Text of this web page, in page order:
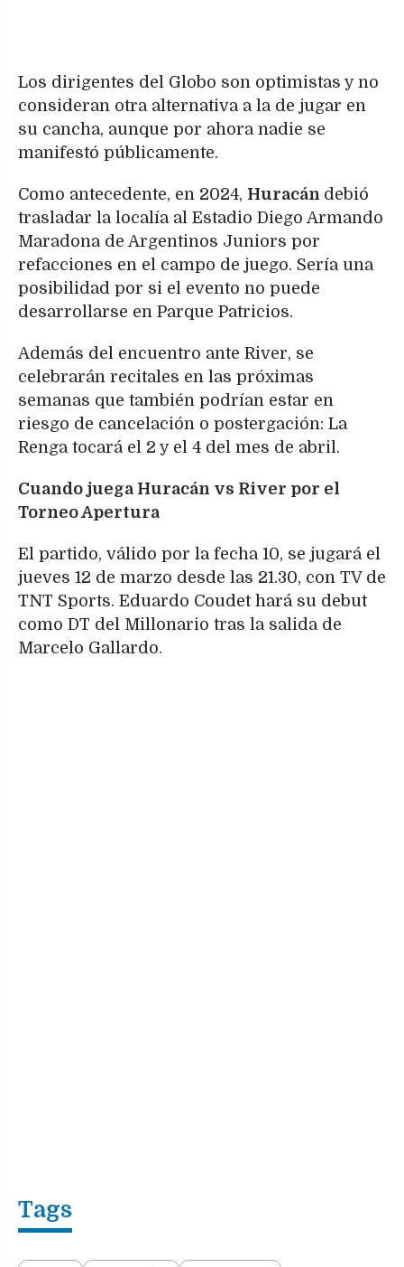
Los dirigentes del Globo son optimistas y no
consideran otra alternativa a la de jugar en
su cancha, aunque por ahora nadie se
manifestó públicamente.
Como antecedente, en 2024, Huracán debió
trasladar la localía al Estadio Diego Armando
Maradona de Argentinos Juniors por
refacciones en el campo de juego. Sería una
posibilidad por si el evento no puede
desarrollarse en Parque Patricios.
Además del encuentro ante River, se
celebrarán recitales en las próximas
semanas que también podrían estar en
riesgo de cancelación o postergación: La
Renga tocará el 2 y el 4 del mes de abril.
Cuando juega Huracán vs River por el
Torneo Apertura
El partido, válido por la fecha 10, se jugará el
jueves 12 de marzo desde las 21.30, con TV de
TNT Sports. Eduardo Coudet hará su debut
como DT del Millonario tras la salida de
Marcelo Gallardo.